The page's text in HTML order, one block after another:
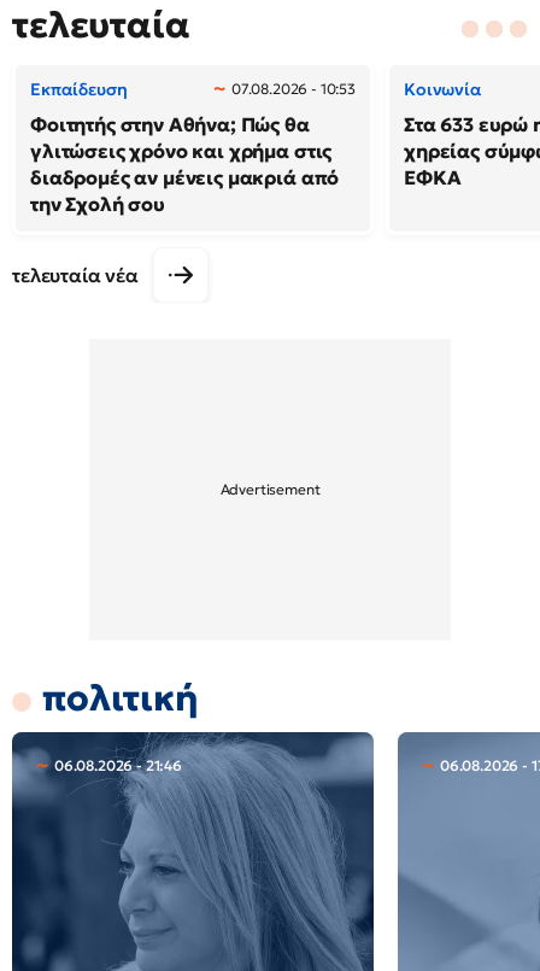
τελευταία
Εκπαίδευση 07.08.2026 - 10:53
Φοιτητής στην Αθήνα; Πώς θα
γλιτώσεις χρόνο και χρήμα στις
διαδρομές αν μένεις μακριά από
την Σχολή σου
Κοινωνία
Στα 633 ευρώ
χηρείας
ΕΦΚΑ
τελευταία νέα
πολιτική
06.08.2026 - 21:46 06.08.2026 -